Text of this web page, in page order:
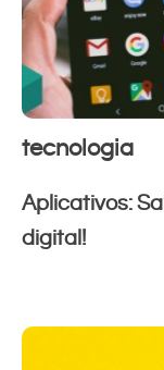
tecnologia
Aplicativos:
digital!